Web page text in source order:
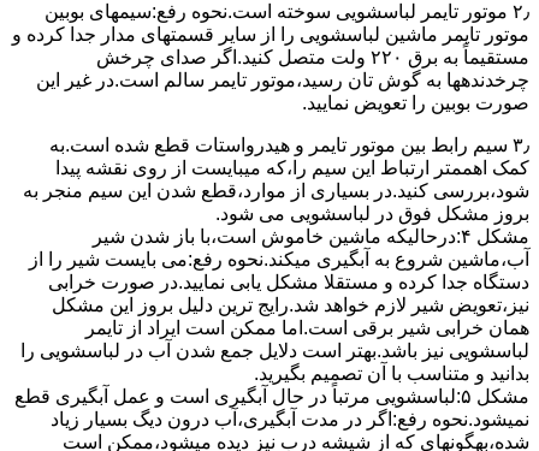
۲٫ ﻣﻮﺗﻮر ﺗﺎﯾﻤﺮ لباسشویی ﺳﻮﺧﺘﻪ اﺳﺖ.نحوه رﻓﻊ:سیمهای ﺑﻮﺑﯿﻦ
ﻣﻮﺗﻮر ﺗﺎﯾﻤﺮ ماشین لباسشویی را از ﺳﺎﯾﺮ قسمتهای ﻣﺪار ﺟﺪا کرده و
مستقیماً ﺑﻪ برق ۲۲۰ وﻟﺖ ﻣﺘﺼﻞ کنید.اﮔﺮ ﺻﺪای ﭼﺮﺧﺶ
چرخدندهها به گوش تان رﺳﯿﺪ،ﻣﻮﺗﻮر ﺗﺎﯾﻤﺮ ﺳﺎﻟﻢ اﺳﺖ.در ﻏﯿﺮ اﯾﻦ
ﺻﻮرت ﺑﻮﺑﯿﻦ را ﺗﻌﻮﯾﺾ ﻧﻤﺎﯾﯿﺪ.
۳٫ ﺳﯿﻢ راﺑﻂ ﺑﯿﻦ ﻣﻮﺗﻮر ﺗﺎﯾﻤﺮ و ﻫﯿﺪرواﺳﺘﺎت ﻗﻄﻊ ﺷﺪه اﺳﺖ.به
کمک اهممتر ارﺗﺒﺎط اﯾﻦ ﺳﯿﻢ را،ﮐﻪ میبایست از روی ﻧﻘﺸﻪ ﭘﯿﺪا
ﺷﻮد،بررسی ﮐﻨﯿﺪ.در ﺑﺴﯿﺎری از موارد،ﻗﻄﻊ ﺷﺪن اﯾﻦ ﺳﯿﻢ ﻣﻨﺠﺮ ﺑﻪ
ﺑﺮوز مشکل ﻓﻮق در لباسشویی می شود.
مشکل ۴:درحالیکه ﻣﺎﺷﯿﻦ ﺧﺎﻣﻮش اﺳﺖ،ﺑﺎ ﺑﺎز ﺷﺪن ﺷﯿﺮ
آب،ﻣﺎﺷﯿﻦ ﺷﺮوع ﺑﻪ آﺑﮕﯿﺮی میکند.نحوه رﻓﻊ:می بایست ﺷﯿﺮ را از
دستگاه جدا کرده و مستقلا مشکل یابی نمایید.در صورت خرابی
نیز،تعویض شیر لازم خواهد شد.رایج ترین دلیل بروز این مشکل
همان خرابی شیر برقی است.اما ممکن است ایراد از تایمر
لباسشویی نیز باشد.بهتر است دلایل جمع شدن آب در لباسشویی را
بدانید و متناسب با آن تصمیم بگیرید.
مشکل ۵:لباسشویی مرتباً در ﺣﺎل آﺑﮕﯿﺮی اﺳﺖ و ﻋﻤﻞ آﺑﮕﯿﺮی ﻗﻄﻊ
نمیشود.نحوه رﻓﻊ:اﮔﺮ در ﻣﺪت آﺑﮕﯿﺮی،آب درون دﯾﮓ ﺑﺴﯿﺎر زﯾﺎد
ﺷﺪه،بهگونهای ﮐﻪ از ﺷﯿﺸﻪ درب ﻧﯿﺰ دﯾﺪه میشود،ممکن است